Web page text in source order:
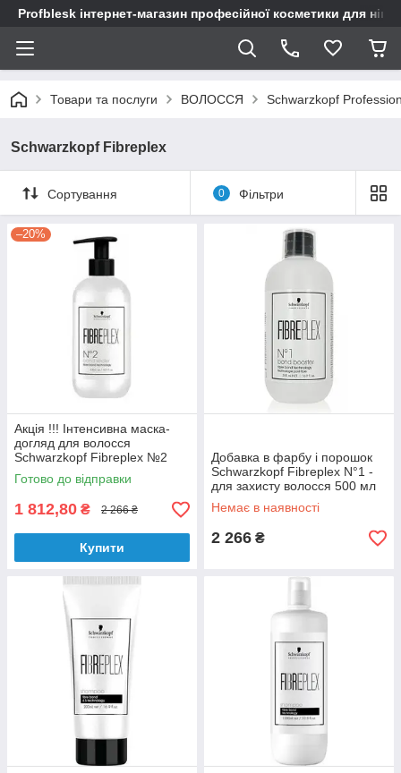
Profblesk інтернет-магазин професійної косметики для
Товари та послуги ВОЛОССЯ Schwarzkopf
Schwarzkopf Fibreplex
Сортування 0 Фільтри
–20%
Акція !!! Інтенсивна маска-
догляд для волосся
Schwarzkopf Fibreplex №2
500 мл
Готово до відправки
1 812,80 ₴ 2 266 ₴
Купити
Добавка в фарбу і порошок
Schwarzkopf Fibreplex N°1 -
для захисту волосся 500 мл
Немає в наявності
2 266 ₴